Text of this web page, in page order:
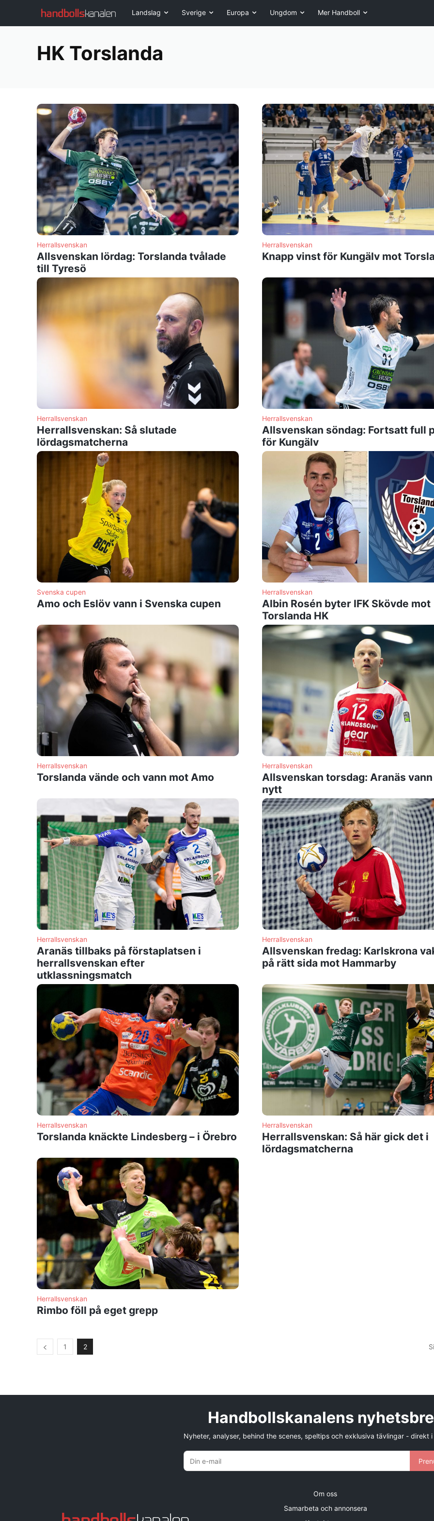
Landslag Sverige Europa Ungdom Mer Handboll
HK Torslanda
Herrallsvenskan
Allsvenskan lördag: Torslanda tvålade
till Tyresö
Herrallsvenskan
Knapp vinst för Kungälv mot
Herrallsvenskan
Herrallsvenskan: Så slutade
lördagsmatcherna
Herrallsvenskan
Allsvenskan söndag: Fortsatt full
för Kungälv
Svenska cupen
Amo och Eslöv vann i Svenska cupen
Herrallsvenskan
Albin Rosén byter IFK Skövde mot
Torslanda HK
Herrallsvenskan
Torslanda vände och vann mot Amo
Herrallsvenskan
Allsvenskan torsdag: Aranäs vann
nytt
Herrallsvenskan
Aranäs tillbaks på förstaplatsen i
herrallsvenskan efter
utklassningsmatch
Herrallsvenskan
Allsvenskan fredag: Karlskrona
på rätt sida mot Hammarby
Herrallsvenskan
Torslanda knäckte Lindesberg – i Örebro
Herrallsvenskan
Herrallsvenskan: Så här gick det i
lördagsmatcherna
Herrallsvenskan
Rimbo föll på eget grepp
1 2
Handbollskanalens
Nyheter, analyser, behind the scenes, speltips och exklusiva tävlingar - direkt
Om oss
Samarbeta och annonsera